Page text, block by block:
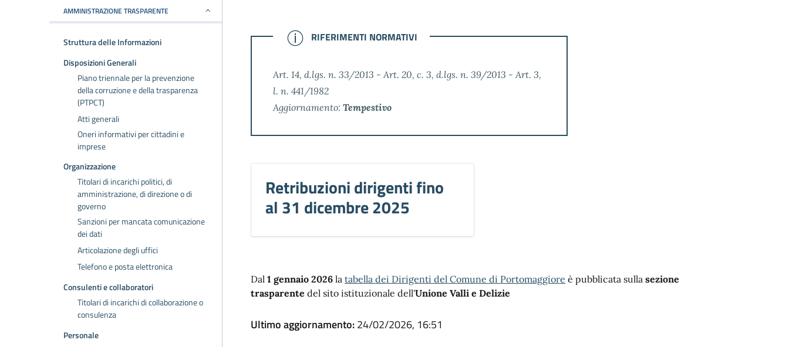
AMMINISTRAZIONE TRASPARENTE
Struttura delle Informazioni
Disposizioni Generali
Piano triennale per la prevenzione
della corruzione e della trasparenza
(PTPCT)
Atti generali
Oneri informativi per cittadini e
imprese
Organizzazione
Titolari di incarichi politici, di
amministrazione, di direzione o di
governo
Sanzioni per mancata comunicazione
dei dati
Articolazione degli uffici
Telefono e posta elettronica
Consulenti e collaboratori
Titolari di incarichi di collaborazione o
consulenza
Personale
NOTE
RIFERIMENTI NORMATIVI
Art. 14, d.lgs. n. 33/2013 - Art. 20, c. 3, d.lgs. n. 39/2013 - Art. 3,
l. n. 441/1982
Aggiornamento: Tempestivo
Retribuzioni dirigenti fino
al 31 dicembre 2025
Dal 1 gennaio 2026 la tabella dei Dirigenti del Comune di Portomaggiore è pubblicata sulla sezione
trasparente del sito istituzionale dell'Unione Valli e Delizie
Ultimo aggiornamento:24/02/2026, 16:51